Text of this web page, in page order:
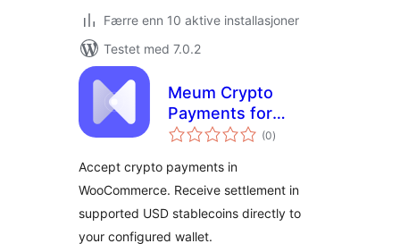
Færre enn 10 aktive installasjoner
Testet med 7.0.2
Meum Crypto
Payments for
WooCommerce
(0totale
vurderinger
)
Accept crypto payments in
WooCommerce. Receive settlement in
supported USD stablecoins directly to
your configured wallet.